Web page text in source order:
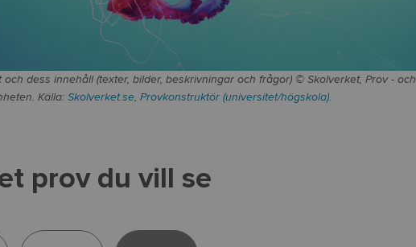
och dess innehåll (texter, bilder, beskrivningar och frågor) © Skolverket, Prov - och
Källa:Skolverket.se,Provkonstruktör (universitet/högskola).
prov du vill se